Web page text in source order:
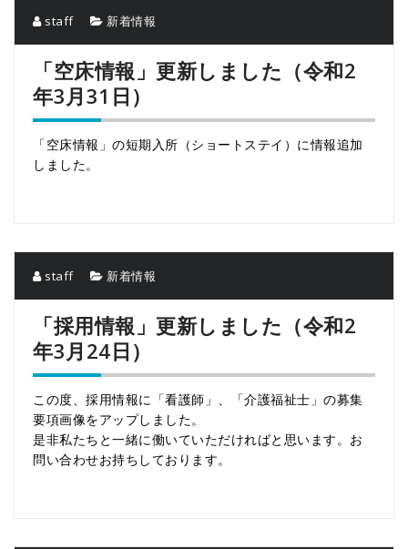
staff 新着情報
「空床情報」更新しました（令和2
年3月31日）
「空床情報」の短期入所（ショートステイ）に情報追加
しました。
staff 新着情報
「採用情報」更新しました（令和2
年3月24日）
この度、採用情報に「看護師」、「介護福祉士」の募集
要項画像をアップしました。
是非私たちと一緒に働いていただければと思います。お
問い合わせお持ちしております。